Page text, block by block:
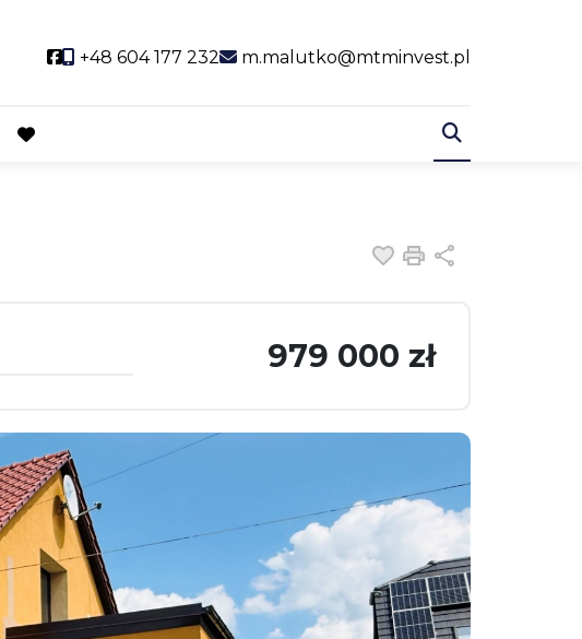
Social link
+48 604 177 232 m.malutko@mtminvest.pl
favorite
Dodaj do
Drukuj
979 000 zł